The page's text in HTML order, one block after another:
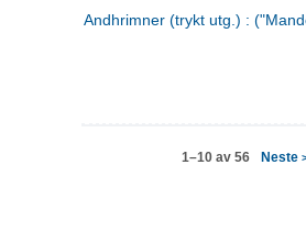
Andhrimner (trykt utg.) :
1–10 av 56 Neste